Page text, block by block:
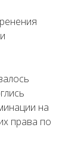
на
права по